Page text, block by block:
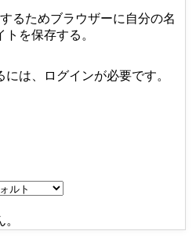
るためブラウザーに自分の名
を保存する。
は、ログインが必要です。